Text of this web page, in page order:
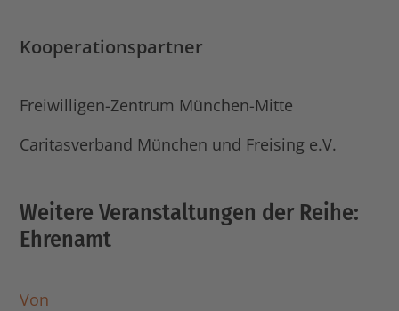
Kooperationspartner
Freiwilligen-Zentrum München-Mitte
Caritasverband München und Freising e.V.
Weitere Veranstaltungen der Reihe:
Ehrenamt
Von